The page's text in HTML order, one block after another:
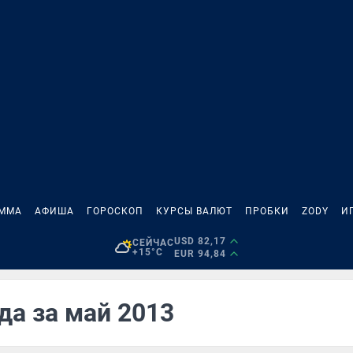
АФИША ГОРОСКОП КУРСЫ ВАЛЮТ ПРОБКИ ZODY
СЕЙЧАС
+15°C
USD 82,17
EUR 94,84
за май 2013